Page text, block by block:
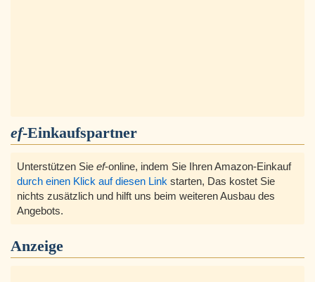
ef-Einkaufspartner
Unterstützen Sie ef-online, indem Sie Ihren Amazon-Einkauf
durch einen Klick auf diesen Link starten, Das kostet Sie
nichts zusätzlich und hilft uns beim weiteren Ausbau des
Angebots.
Anzeige